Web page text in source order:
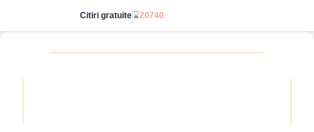
Citiri gratuite⌛20740